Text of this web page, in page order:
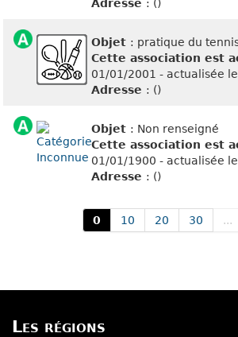
Adresse : ()
Objet : pratique du
Cette association est
01/01/2001 - actualisée
Adresse : ()
Objet : Non renseigné
Cette association est
01/01/1900 - actualisée
Adresse : ()
0 10 20 30 ...
Les régions